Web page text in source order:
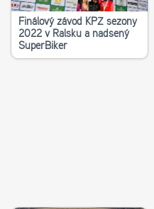
Finálový závod KPŽ sezony
2022 v Ralsku a nadšený
SuperBiker